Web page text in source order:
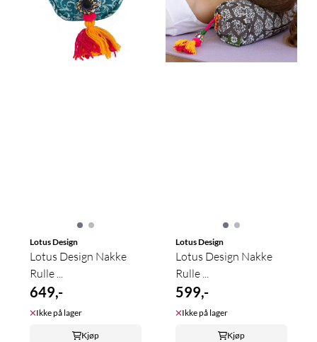
Lotus Design
Lotus Design Nakke
Rulle ...
649,-
Ikke på lager
Kjøp
Lotus Design
Lotus Design Nakke
Rulle ...
599,-
Ikke på lager
Kjøp